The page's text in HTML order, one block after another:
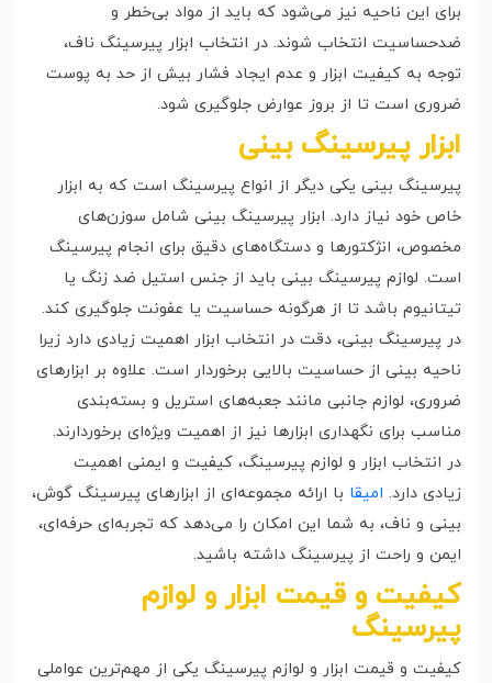
برای این ناحیه نیز می‌شود که باید از مواد بی‌خطر و
ضدحساسیت انتخاب شوند. در انتخاب ابزار پیرسینگ ناف،
توجه به کیفیت ابزار و عدم ایجاد فشار بیش از حد به پوست
ضروری است تا از بروز عوارض جلوگیری شود.
ابزار پیرسینگ بینی
پیرسینگ بینی یکی دیگر از انواع پیرسینگ است که به ابزار
خاص خود نیاز دارد. ابزار پیرسینگ بینی شامل سوزن‌های
مخصوص، انژکتورها و دستگاه‌های دقیق برای انجام پیرسینگ
است. لوازم پیرسینگ بینی باید از جنس استیل ضد زنگ یا
تیتانیوم باشد تا از هرگونه حساسیت یا عفونت جلوگیری کند.
در پیرسینگ بینی، دقت در انتخاب ابزار اهمیت زیادی دارد زیرا
ناحیه بینی از حساسیت بالایی برخوردار است. علاوه بر ابزارهای
ضروری، لوازم جانبی مانند جعبه‌های استریل و بسته‌بندی
مناسب برای نگهداری ابزارها نیز از اهمیت ویژه‌ای برخوردارند.
در انتخاب ابزار و لوازم پیرسینگ، کیفیت و ایمنی اهمیت
زیادی دارد. امیقا با ارائه مجموعه‌ای از ابزارهای پیرسینگ گوش،
بینی و ناف، به شما این امکان را می‌دهد که تجربه‌ای حرفه‌ای،
ایمن و راحت از پیرسینگ داشته باشید.
کیفیت و قیمت ابزار و لوازم
پیرسینگ
کیفیت و قیمت ابزار و لوازم پیرسینگ یکی از مهم‌ترین عواملی